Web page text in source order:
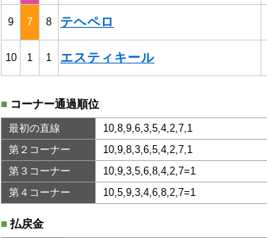
9 7 8 テヘペロ
10 1 1 エスティキール
■ コーナー通過順位
最初の直線
10,8,9,6,3,5,4,2,7,1
第２コーナー
10,9,8,3,6,5,4,2,7,1
第３コーナー
10,9,3,5,6,8,4,2,7=1
第４コーナー
10,5,9,3,4,6,8,2,7=1
■ 払戻金